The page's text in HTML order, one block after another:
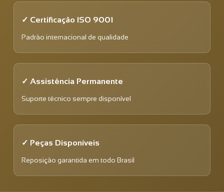
✓ Certificação ISO 9001
Padrão internacional de qualidade
✓ Assistência Permanente
Suporte técnico sempre disponível
✓ Peças Disponíveis
Reposição garantida em todo Brasil